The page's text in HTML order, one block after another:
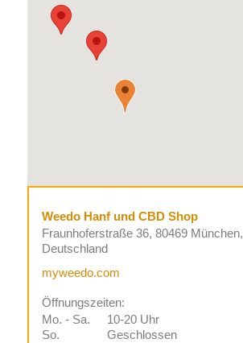
Weedo Hanf und CBD Shop
Fraunhoferstraße 36, 80469 München,
Deutschland
myweedo.com
Öffnungszeiten:
Mo. - Sa.
10-20 Uhr
So.
Geschlossen